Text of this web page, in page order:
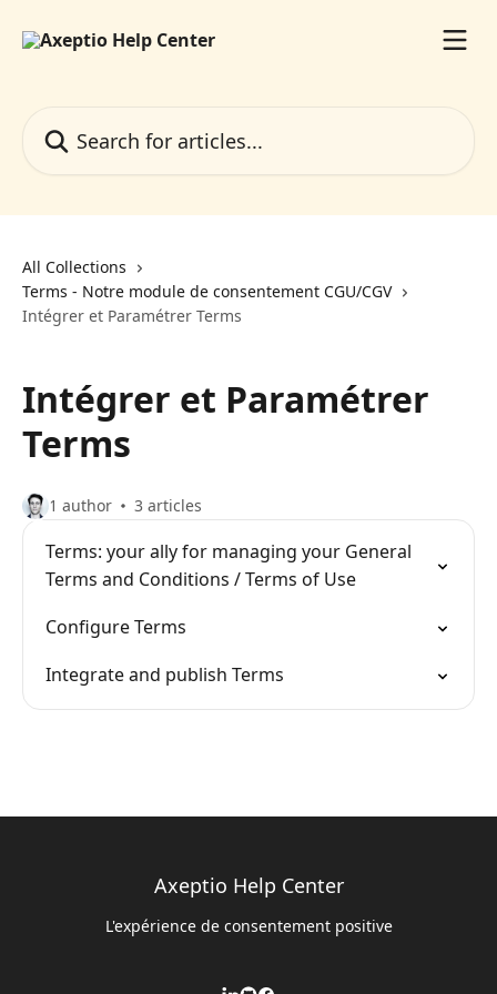
All Collections
Terms - Notre module de consentement CGU/CGV
Intégrer et Paramétrer Terms
Intégrer et Paramétrer
Terms
1 author 3 articles
Terms: your ally for managing your General
Terms and Conditions / Terms of Use
Configure Terms
Integrate and publish Terms
Axeptio Help Center
L'expérience de consentement positive